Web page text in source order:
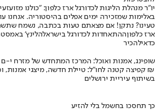
יו"ר מנהלת הליגות לכדורגל ארז כלפון: "כולנו
באלימות שמזכירה ימים אפלים בהיסטוריה.
טעינו? נתקן! אם מצאתם טעות בכתבה, נשמח
ארז כלפוןההתאחדות לכדורגל בישראלהלינץ'
כדאילהכיר
שופינג, אמנות ואוכל: המרכז המתחדש של מזרח י-ם
קפיצה קטנה לחו"ל: טיילת חדשה, מיצגי אמנות, וכיכרות משופצות בהשקעה של 100 מיליון ₪
בשיתוף עיריית ירושלים
כך תחסכו בחשמל בלי להזיע